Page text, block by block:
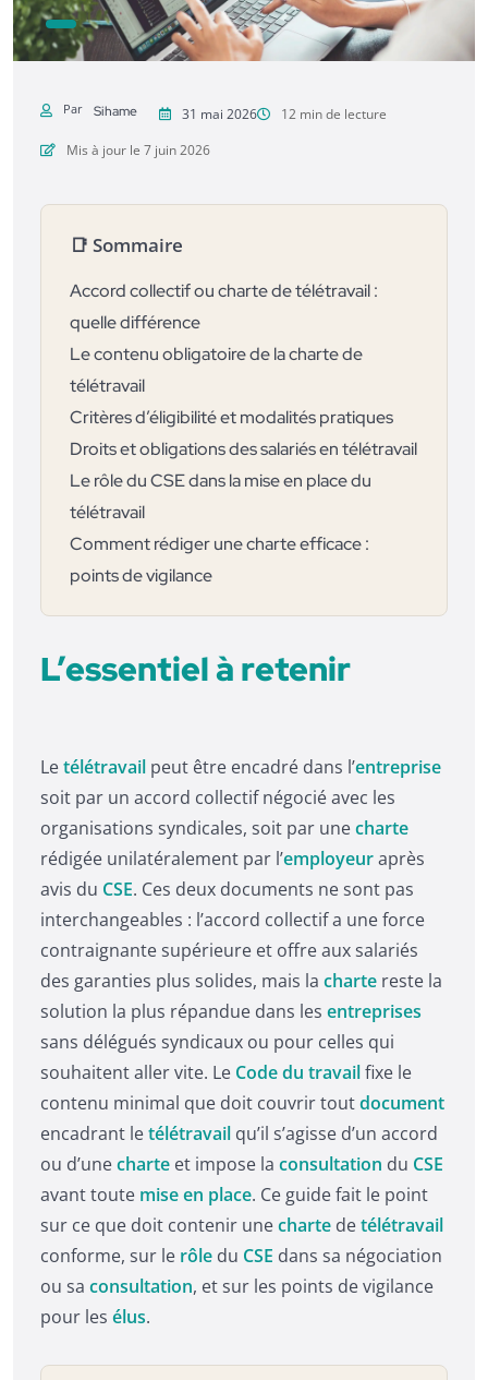
Par Sihame 31 mai 2026
12 min de lecture
Mis à jour le 7 juin 2026
📑 Sommaire
Accord collectif ou charte de télétravail :
quelle différence
Le contenu obligatoire de la charte de
télétravail
Critères d’éligibilité et modalités pratiques
Droits et obligations des salariés en télétravail
Le rôle du CSE dans la mise en place du
télétravail
Comment rédiger une charte efficace :
points de vigilance
L’essentiel à retenir
Letélétravail peut être encadré dans l’entreprise
soit par un accord collectif négocié avec les
organisations syndicales, soit par unecharte
rédigée unilatéralement par l’employeuraprès
avis du CSE. Ces deux documents ne sont pas
interchangeables : l’accord collectif a une force
contraignante supérieure et offre aux salariés
des garanties plus solides, mais la charte reste la
solution la plus répandue dans les entreprises
sans délégués syndicaux ou pour celles qui
souhaitent aller vite. Le Code du travailfixe le
contenu minimal que doit couvrir toutdocument
encadrant letélétravail qu’il s’agisse d’un accord
ou d’unecharte et impose la consultation du CSE
avant toute mise en place. Ce guide fait le point
sur ce que doit contenir unecharte detélétravail
conforme, sur le rôle du CSE dans sa négociation
ou sa consultation, et sur les points de vigilance
pour les élus.